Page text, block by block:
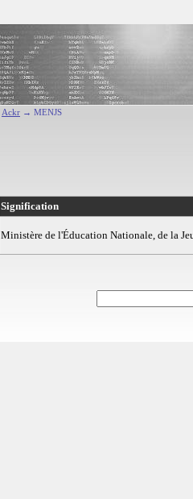
Ackr → MENJS
Signification
Ministère de l'Éducation Nationale, de la